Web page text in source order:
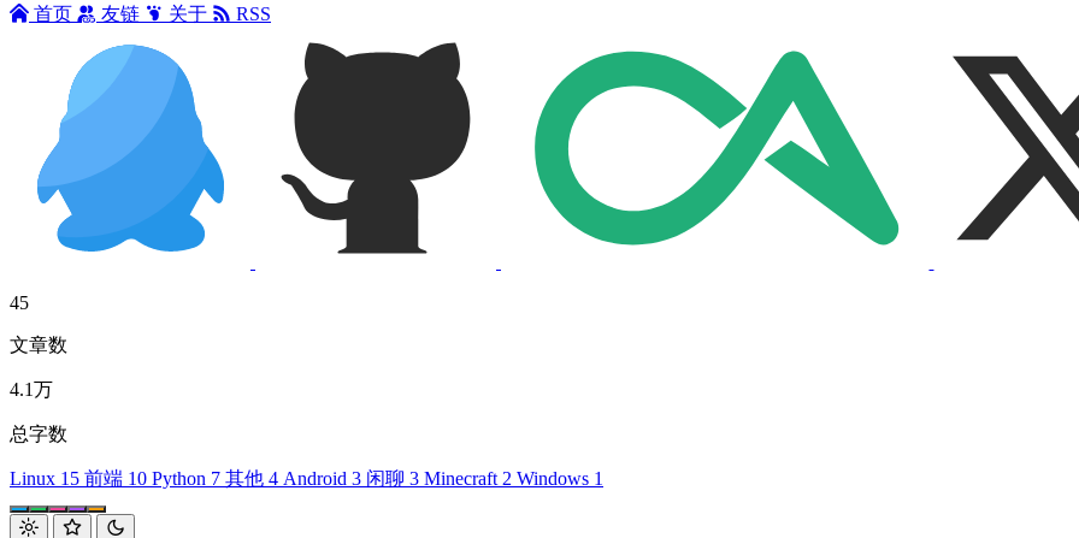
首页 友链 关于 RSS
45
文章数
4.1万
总字数
Linux 15 前端 10 Python 7 其他 4 Android 3 闲聊 3 Minecraft 2 Windows 1